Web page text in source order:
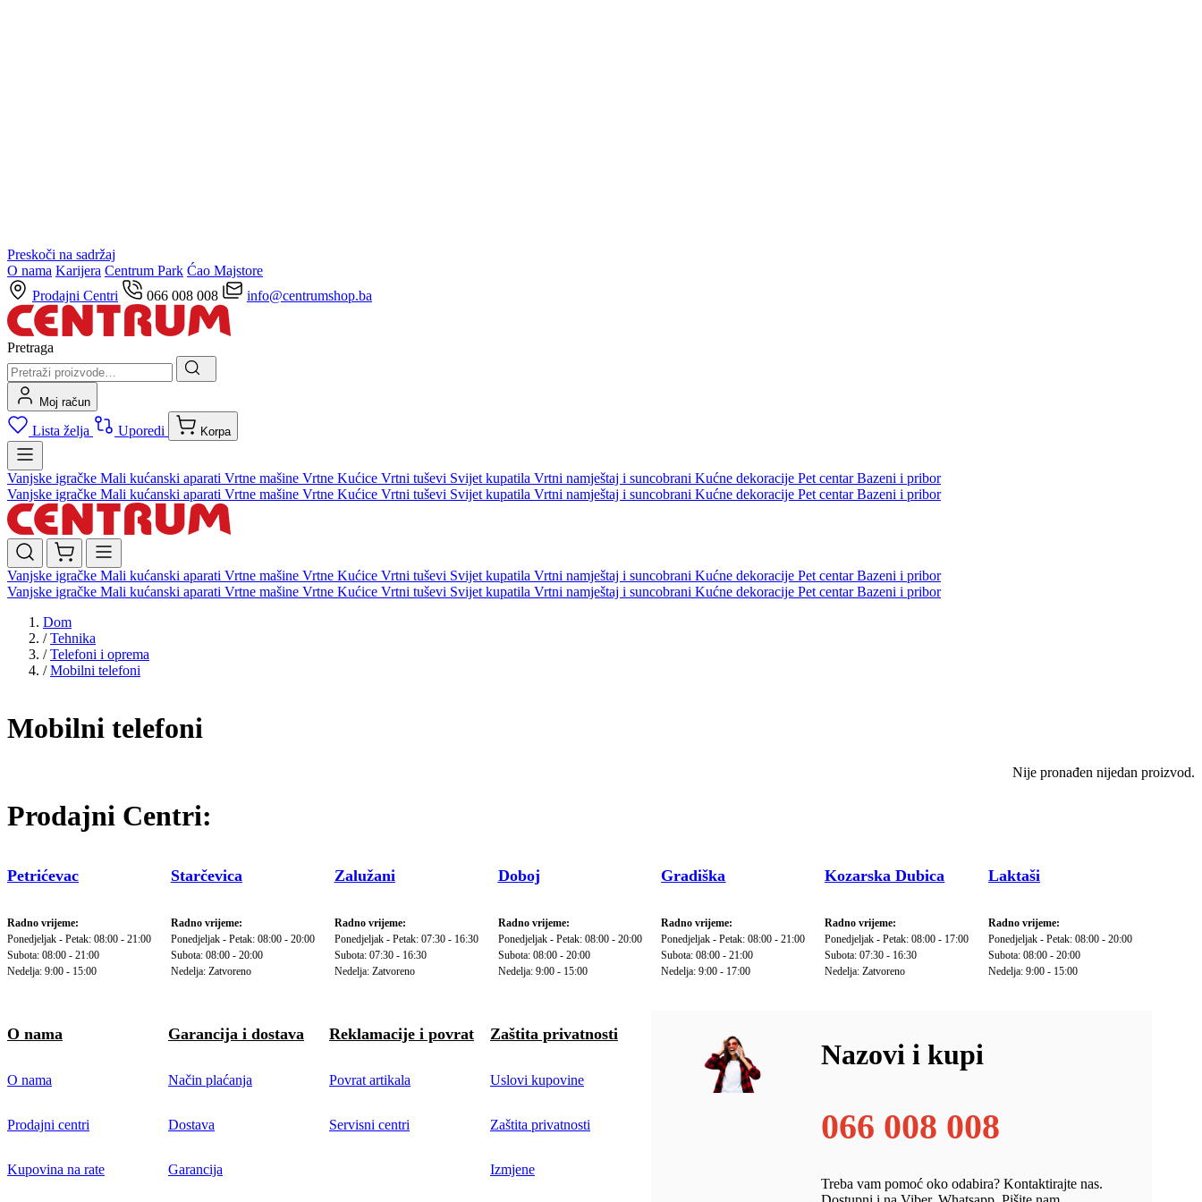
Preskoči na sadržaj
O nama Karijera Centrum Park Ćao Majstore
Prodajni Centri
066 008 008 info@centrumshop.ba
Pretraga
Moj račun
Lista želja Uporedi Korpa
Vanjske igračke Mali kućanski aparati Vrtne mašine Vrtne Kućice Vrtni tuševi Svijet kupatila Vrtni namještaj i suncobrani Kućne dekoracije Pet centarBazeni i pribor
Vanjske igračke Mali kućanski aparati Vrtne mašine Vrtne Kućice Vrtni tuševi Svijet kupatila Vrtni namještaj i suncobrani Kućne dekoracije Pet centarBazeni i pribor
Vanjske igračke Mali kućanski aparati Vrtne mašine Vrtne Kućice Vrtni tuševi Svijet kupatila Vrtni namještaj i suncobrani Kućne dekoracije Pet centarBazeni i pribor
Vanjske igračke Mali kućanski aparati Vrtne mašine Vrtne Kućice Vrtni tuševi Svijet kupatila Vrtni namještaj i suncobrani Kućne dekoracije Pet centarBazeni i pribor
Dom
/ Tehnika
/ Telefoni i oprema
/ Mobilni telefoni
Mobilni telefoni
Nije pronađen nijedan proizvod.
Prodajni Centri:
Petrićevac
Radno vrijeme:
Ponedjeljak - Petak: 08:00 - 21:00
Subota: 08:00 - 21:00
Nedelja: 9:00 - 15:00
Starčevica
Radno vrijeme:
Ponedjeljak - Petak: 08:00 - 20:00
Subota: 08:00 - 20:00
Nedelja: Zatvoreno
Zalužani
Radno vrijeme:
Ponedjeljak - Petak: 07:30 - 16:30
Subota: 07:30 - 16:30
Nedelja: Zatvoreno
Doboj
Radno vrijeme:
Ponedjeljak - Petak: 08:00 - 20:00
Subota: 08:00 - 20:00
Nedelja: 9:00 - 15:00
Gradiška
Radno vrijeme:
Ponedjeljak - Petak: 08:00 - 21:00
Subota: 08:00 - 21:00
Nedelja: 9:00 - 17:00
Kozarska Dubica
Radno vrijeme:
Ponedjeljak - Petak: 08:00 - 17:00
Subota: 07:30 - 16:30
Nedelja: Zatvoreno
Laktaši
Radno vrijeme:
Ponedjeljak - Petak: 08:00 - 20:00
Subota: 08:00 - 20:00
Nedelja: 9:00 - 15:00
O nama
O nama
Prodajni centri
Kupovina na rate
Garancija i dostava
Način plaćanja
Dostava
Garancija
Reklamacije i povrat
Povrat artikala
Servisni centri
Zaštita privatnosti
Uslovi kupovine
Zaštita privatnosti
Izmjene
Nazovi i kupi
066 008 008
Treba vam pomoć oko odabira? Kontaktirajte nas.